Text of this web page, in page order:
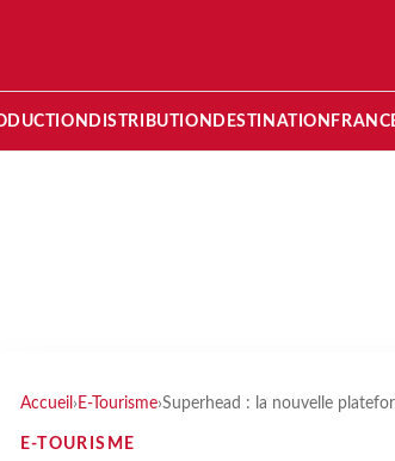
DISTRIBUTION DESTINATION
Accueil › E-Tourisme›Superhead : la nouvelle
E-TOURISME